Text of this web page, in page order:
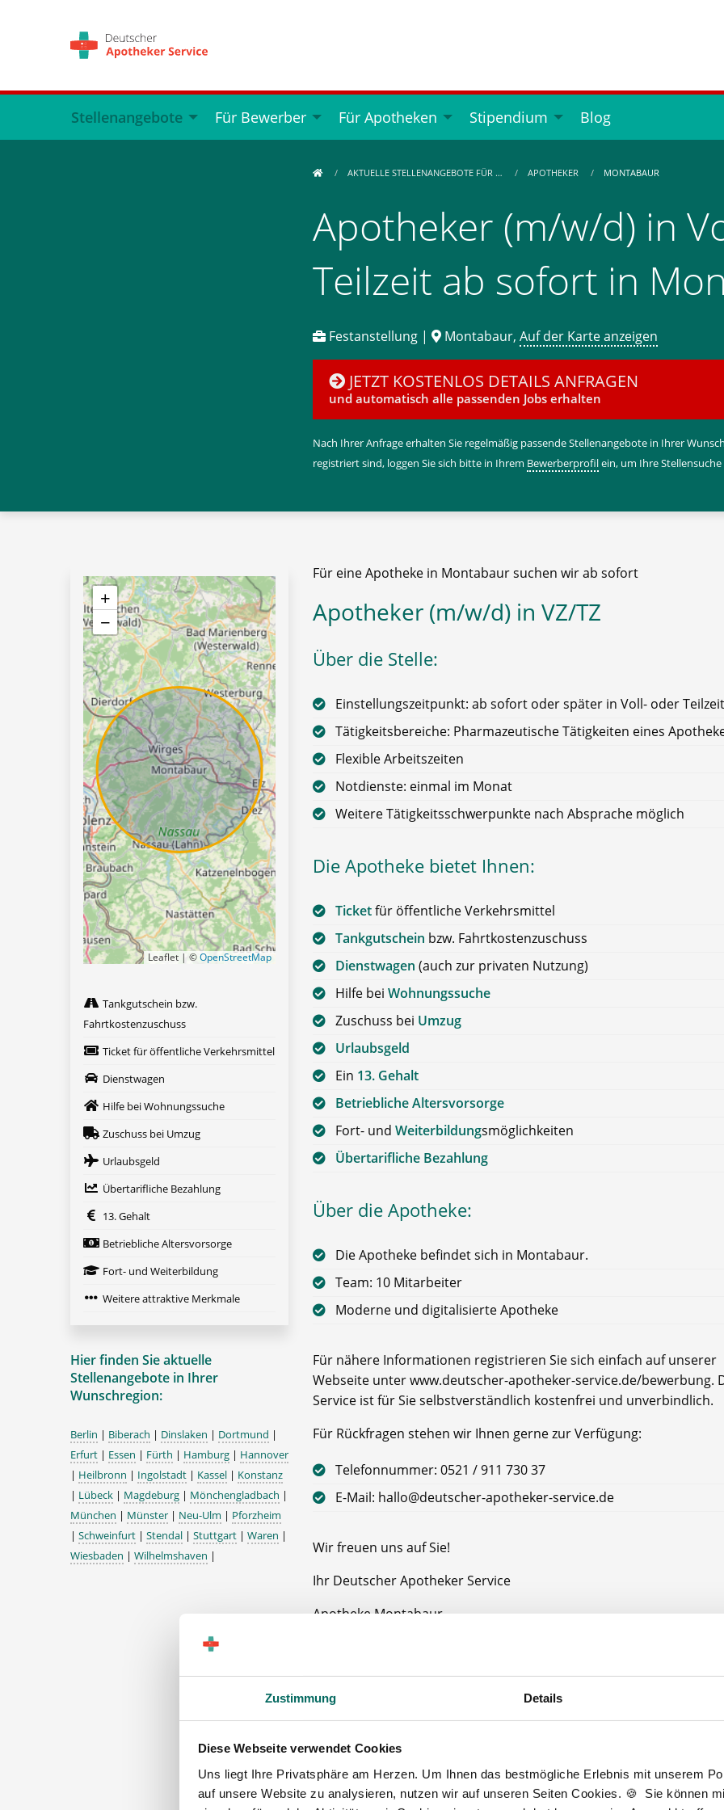
Zustimmung Details
Diese Webseite verwendet Cookies
Uns liegt Ihre Privatsphäre am Herzen. Um Ihnen das bestmögliche Erlebnis mit unserem
auf unsere Website zu analysieren, nutzen wir auf unseren Seiten Cookies. 🍪 Sie können
Stellenangebote Für Bewerber Für Apotheken Stipendium Blog
AKTUELLE STELLENANGEBOTE FÜR … APOTHEKER MONTABAUR
Apotheker (m/w/d) in
Teilzeit ab sofort in
Festanstellung | Montabaur, Auf der Karte anzeigen
JETZT KOSTENLOS DETAILS ANFRAGEN
und automatisch alle passenden Jobs erhalten
Nach Ihrer Anfrage erhalten Sie regelmäßig passende Stellenangebote in Ihrer
registriert sind, loggen Sie sich bitte in Ihrem Bewerberprofilein, um Ihre
Für eine Apotheke in Montabaur suchen wir ab sofort
Apotheker (m/w/d) in VZ/TZ
Über die Stelle:
Einstellungszeitpunkt: ab sofort oder später in Voll- oder Teilzeit
Tätigkeitsbereiche: Pharmazeutische Tätigkeiten eines
Flexible Arbeitszeiten
Notdienste: einmal im Monat
Weitere Tätigkeitsschwerpunkte nach Absprache möglich
Die Apotheke bietet Ihnen:
Ticketfür öffentliche Verkehrsmittel
Tankgutschein bzw. Fahrtkostenzuschuss
Dienstwagen (auch zur privaten Nutzung)
Hilfe bei Wohnungssuche
Zuschuss bei Umzug
Urlaubsgeld
Ein 13. Gehalt
Betriebliche Altersvorsorge
Fort- und Weiterbildungsmöglichkeiten
Übertarifliche Bezahlung
Über die Apotheke:
Die Apotheke befindet sich in Montabaur.
Team: 10 Mitarbeiter
Moderne und digitalisierte Apotheke
Für nähere Informationen registrieren Sie sich einfach auf unserer
Webseite unter www.deutscher-apotheker-service.de/bewerbung.
Service ist für Sie selbstverständlich kostenfrei und unverbindlich.
Für Rückfragen stehen wir Ihnen gerne zur Verfügung:
Telefonnummer: 0521 / 911 730 37
E-Mail: hallo@deutscher-apotheker-service.de
Wir freuen uns auf Sie!
Ihr Deutscher Apotheker Service
Apotheke Montabaur
Jetzt kostenlos Details anfragen
+
−
Leaflet | ©OpenStreetMap
Tankgutschein bzw.
Fahrtkostenzuschuss
Ticket für öffentliche Verkehrsmittel
Dienstwagen
Hilfe bei Wohnungssuche
Zuschuss bei Umzug
Urlaubsgeld
Übertarifliche Bezahlung
13. Gehalt
Betriebliche Altersvorsorge
Fort- und Weiterbildung
Weitere attraktive Merkmale
Hier finden Sie aktuelle
Stellenangebote in Ihrer
Wunschregion:
Berlin | Biberach | Dinslaken | Dortmund |
Erfurt | Essen | Fürth | Hamburg | Hannover
| Heilbronn | Ingolstadt | Kassel | Konstanz
| Lübeck | Magdeburg | Mönchengladbach |
München | Münster | Neu-Ulm | Pforzheim
| Schweinfurt | Stendal | Stuttgart | Waren |
Wiesbaden | Wilhelmshaven |